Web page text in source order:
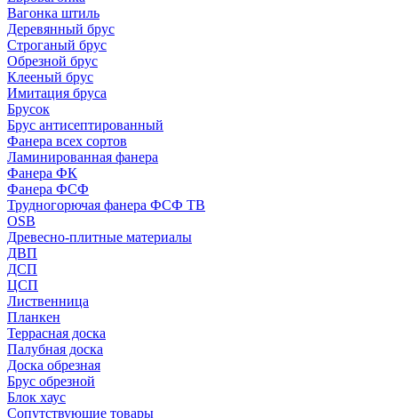
Вагонка штиль
Деревянный брус
Строганый брус
Обрезной брус
Клееный брус
Имитация бруса
Брусок
Брус антисептированный
Фанера всех сортов
Ламинированная фанера
Фанера ФК
Фанера ФСФ
Трудногорючая фанера ФСФ ТВ
OSB
Древесно-плитные материалы
ДВП
ДСП
ЦСП
Лиственница
Планкен
Террасная доска
Палубная доска
Доска обрезная
Брус обрезной
Блок хаус
Сопутствующие товары